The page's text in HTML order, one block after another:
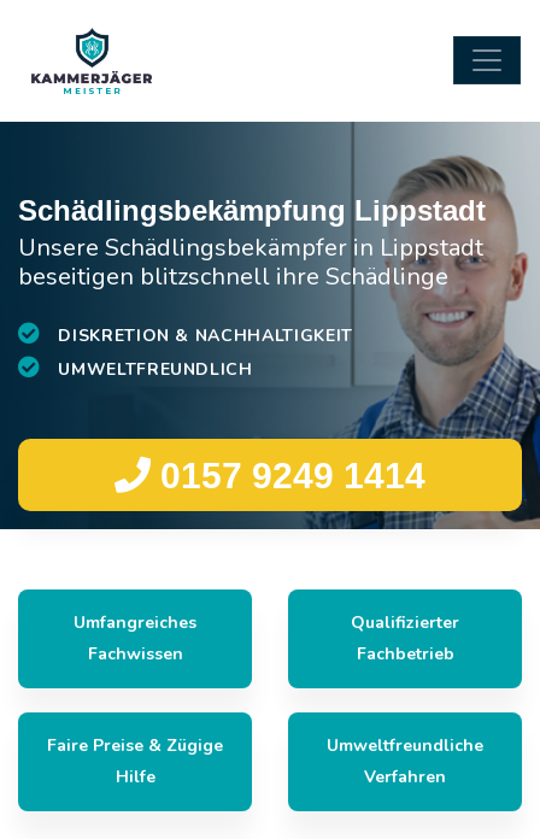
Schädlingsbekämpfung Lippstadt
Unsere Schädlingsbekämpfer in Lippstadt
beseitigen blitzschnell ihre Schädlinge
DISKRETION & NACHHALTIGKEIT
UMWELTFREUNDLICH
0157 9249 1414
Umfangreiches
Fachwissen
Qualifizierter
Fachbetrieb
Faire Preise & Zügige
Hilfe
Umweltfreundliche
Verfahren